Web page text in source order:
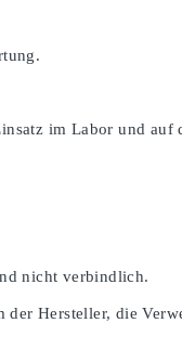
im Labor und auf
nicht verbindlich.
Hersteller, die